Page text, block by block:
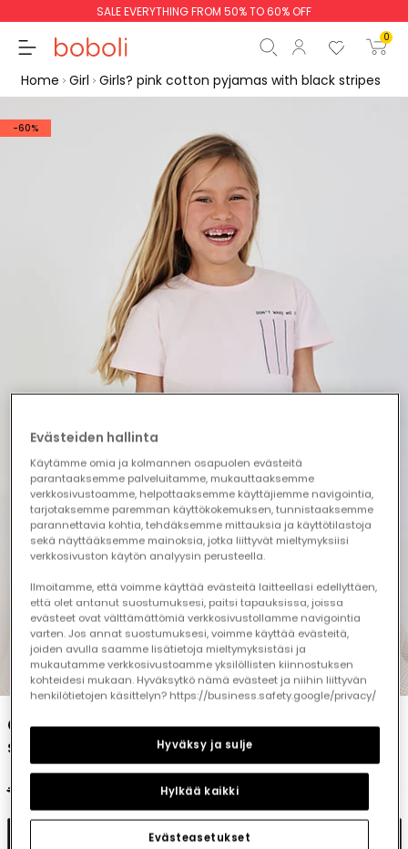
SALE EVERYTHING FROM 50% TO 60% OFF
0
Continue
Home Girl Girls? pink cotton pyjamas with black stripes
-60%
1 2 3 4 5 6 7 8
Girls? pink cotton pyjamas with black
stripes
€25.95
€10.35
Add to cart
Evästeiden hallinta
Käytämme omia ja kolmannen osapuolen evästeitä
parantaaksemme palveluitamme, mukauttaaksemme
verkkosivustoamme, helpottaaksemme käyttäjiemme navigointia,
tarjotaksemme paremman käyttökokemuksen, tunnistaaksemme
parannettavia kohtia, tehdäksemme mittauksia ja käyttötilastoja
sekä näyttääksemme mainoksia, jotka liittyvät mieltymyksiisi
verkkosivuston käytön analyysin perusteella.
Ilmoitamme, että voimme käyttää evästeitä laitteellasi edellyttäen,
että olet antanut suostumuksesi, paitsi tapauksissa, joissa
evästeet ovat välttämättömiä verkkosivustollamme navigointia
varten. Jos annat suostumuksesi, voimme käyttää evästeitä,
joiden avulla saamme lisätietoja mieltymyksistäsi ja
mukautamme verkkosivustoamme yksilöllisten kiinnostuksen
kohteidesi mukaan. Hyväksytkö nämä evästeet ja niihin liittyvän
henkilötietojen käsittelyn? https://business.safety.google/privacy/
Evästeasetukset
Hylkää kaikki
Hyväksy ja sulje